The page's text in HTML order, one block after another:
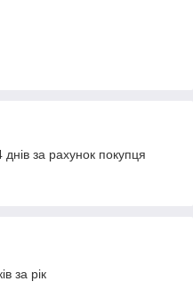
за рахунок покупця
за рік